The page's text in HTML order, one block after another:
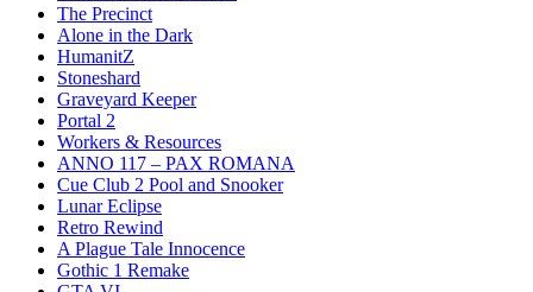
The Precinct
Alone in the Dark
HumanitZ
Stoneshard
Graveyard Keeper
Portal 2
Workers & Resources
ANNO 117 – PAX ROMANA
Cue Club 2 Pool and Snooker
Lunar Eclipse
Retro Rewind
A Plague Tale Innocence
Gothic 1 Remake